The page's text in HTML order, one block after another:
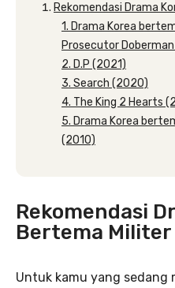
Rekomendasi Drama
1. Drama Korea
Prosecutor
2. D.P (2021)
3. Search (2020)
4. The King 2 Hearts
5. Drama Korea
(2010)
Rekomendasi
Bertema Militer
Untuk kamu yang sedang